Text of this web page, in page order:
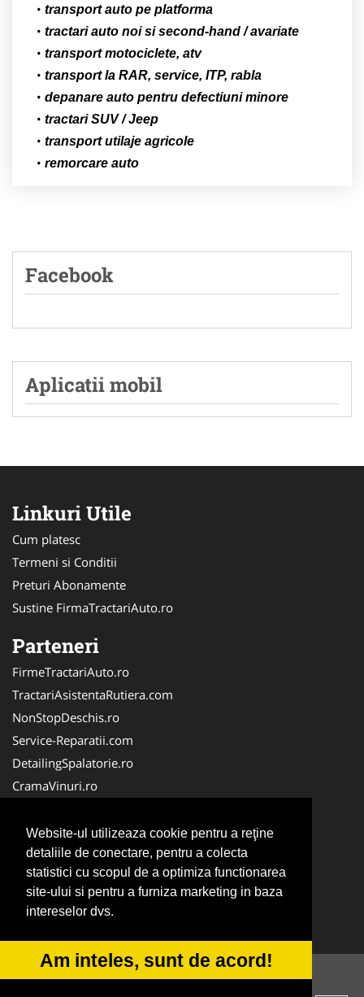
Website-ul utilizeaza cookie pentru a reţine
detaliile de conectare, pentru a colecta
statistici cu scopul de a optimiza functionarea
site-ului si pentru a furniza marketing in baza
intereselor dvs.
Am inteles, sunt de acord!
transport auto pe platforma
tractari auto noi si second-hand / avariate
transport motociclete, atv
transport la RAR, service, ITP, rabla
depanare auto pentru defectiuni minore
tractari SUV / Jeep
transport utilaje agricole
remorcare auto
Facebook
Aplicatii mobil
Linkuri Utile
Cum platesc
Termeni si Conditii
Preturi Abonamente
Sustine FirmaTractariAuto.ro
Parteneri
FirmeTractariAuto.ro
TractariAsistentaRutiera.com
NonStopDeschis.ro
Service-Reparatii.com
DetailingSpalatorie.ro
CramaVinuri.ro
FirmaPieseAuto.ro
Anvelope-Sh.com
CentruInchirieri.ro
CuratareHota.com
© 2014-2026 -ANPC SOL